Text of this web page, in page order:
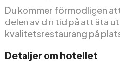
Du kommer förmodligen
delen av din tid på att äta
kvalitetsrestaurang på
Detaljer om hotellet